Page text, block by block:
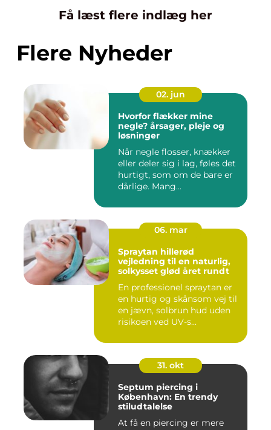
Få læst flere indlæg her
Flere Nyheder
02. jun
Hvorfor flækker mine
negle? årsager, pleje og
løsninger
Når negle flosser, knækker
eller deler sig i lag, føles det
hurtigt, som om de bare er
dårlige. Mang...
06. mar
Spraytan hillerød
vejledning til en naturlig,
solkysset glød året rundt
En professionel spraytan er
en hurtig og skånsom vej til
en jævn, solbrun hud uden
risikoen ved UV-s...
31. okt
Septum piercing i
København: En trendy
stiludtalelse
At få en piercing er mere